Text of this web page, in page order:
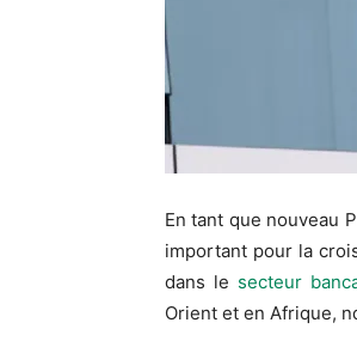
En tant que nouveau
important pour la
dans le secteur
Orient et en Afrique,